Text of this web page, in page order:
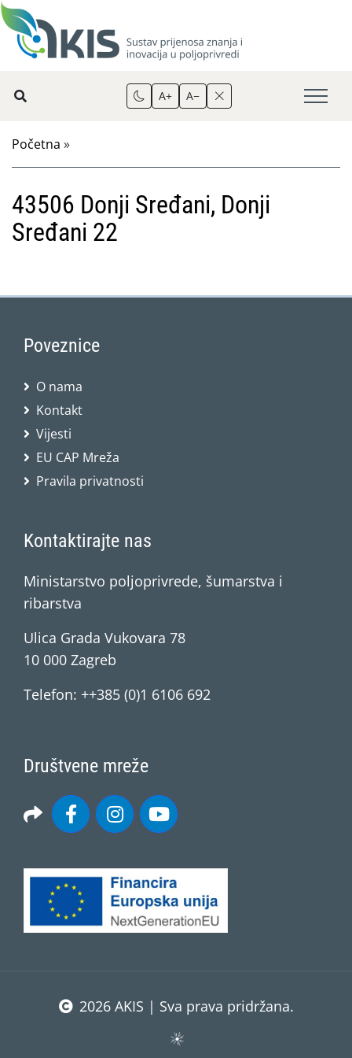
A+ A−
Početna »
43506 Donji Sređani, Donji
Sređani 22
Poveznice
O nama
Kontakt
Vijesti
EU CAP Mreža
Pravila privatnosti
Kontaktirajte nas
Ministarstvo poljoprivrede, šumarstva i
ribarstva
Ulica Grada Vukovara 78
10 000 Zagreb
Telefon: ++385 (0)1 6106 692
Društvene mreže
2026 AKIS | Sva prava pridržana.